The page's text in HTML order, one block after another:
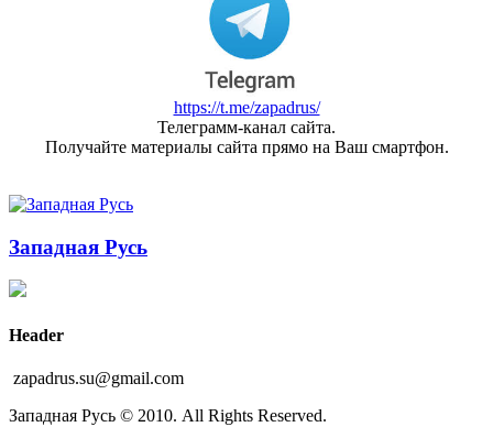
https://t.me/zapadrus/
Телеграмм-канал сайта.
Получайте материалы сайта прямо на Ваш смартфон.
Западная Русь
Header
zapadrus.su@gmail.com
Западная Русь © 2010. All Rights Reserved.